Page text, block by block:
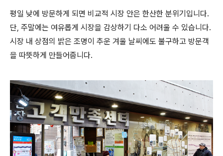
평일 낮에 방문하게 되면 비교적 시장 안은 한산한 분위기입니다.
단, 주말에는 여유롭게 시장을 감상하기 다소 어려울 수 있습니다.
시장 내 상점의 밝은 조명이 추운 겨울 날씨에도 불구하고 방문객
을 따뜻하게 만들어줍니다.